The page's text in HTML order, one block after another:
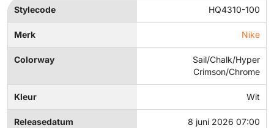
Stylecode HQ4310-100
Merk Nike
Colorway
Sail/Chalk/Hyper
Crimson/Chrome
Kleur Wit
Releasedatum 8 juni 2026 07:00